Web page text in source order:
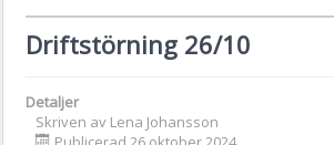
Driftstörning 26/10
Detaljer
Skriven av Lena Johansson